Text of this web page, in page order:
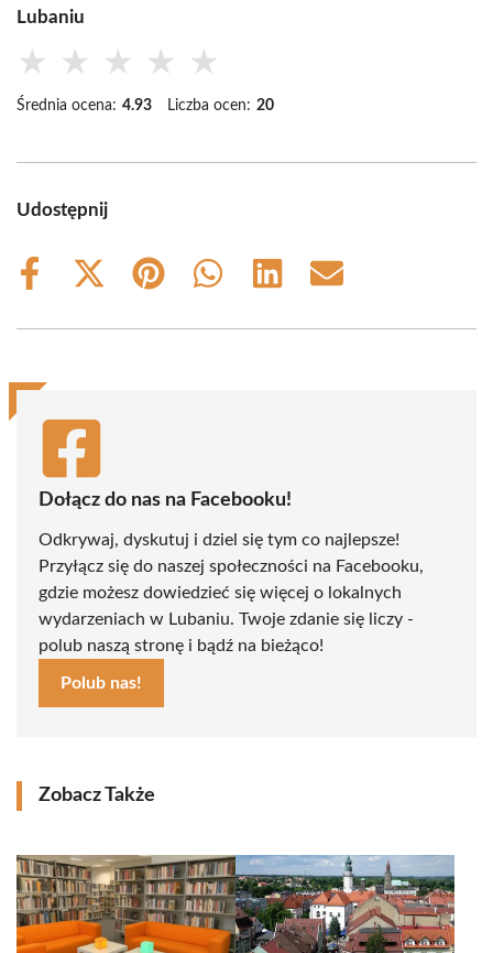
Lubaniu
★ ★ ★ ★ ★
Średnia ocena: 4.93 Liczba ocen: 20
Udostępnij
Share
Share
(Twitter)
Share
Share
Share
Share
Dołącz do nas na Facebooku!
Odkrywaj, dyskutuj i dziel się tym co najlepsze!
Przyłącz się do naszej społeczności na Facebooku,
gdzie możesz dowiedzieć się więcej o lokalnych
wydarzeniach w Lubaniu. Twoje zdanie się liczy -
polub naszą stronę i bądź na bieżąco!
Polub nas!
Zobacz Także